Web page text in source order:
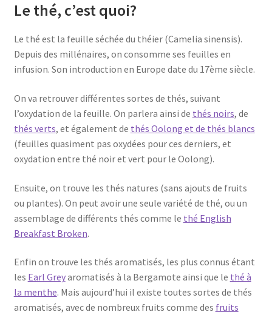
Le thé, c’est quoi?
Le thé est la feuille séchée du théier (Camelia sinensis).
Depuis des millénaires, on consomme ses feuilles en
infusion. Son introduction en Europe date du 17ème siècle.
On va retrouver différentes sortes de thés, suivant
l’oxydation de la feuille. On parlera ainsi de thés noirs, de
thés verts, et également de thés Oolong et de thés blancs
(feuilles quasiment pas oxydées pour ces derniers, et
oxydation entre thé noir et vert pour le Oolong).
Ensuite, on trouve les thés natures (sans ajouts de fruits
ou plantes). On peut avoir une seule variété de thé, ou un
assemblage de différents thés comme le thé English
Breakfast Broken.
Enfin on trouve les thés aromatisés, les plus connus étant
les Earl Greyaromatisés à la Bergamote ainsi que le thé à
la menthe. Mais aujourd’hui il existe toutes sortes de thés
aromatisés, avec de nombreux fruits comme des fruits